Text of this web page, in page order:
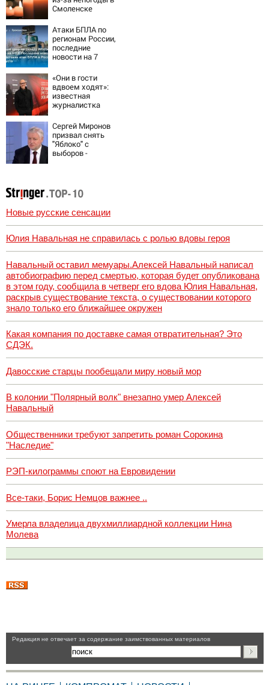
Смоленске
Атаки БПЛА по
регионам России,
последние
новости на 7
последствия,
атаки на склады
Wildberries,
состояние
пострадавших
«Они в гости
вдвоем ходят»:
известная
журналистка
роман
Бондарчука и
Исаковой
Сергей Миронов
призвал снять
"Яблоко" с
выборов -
Новые русские сенсации
Юлия Навальная не справилась с ролью вдовы героя
Навальный оставил мемуары.Алексей Навальный написал
автобиографию перед смертью, которая будет опубликована
в этом году, сообщила в четверг его вдова Юлия Навальная,
раскрыв существование текста, о существовании которого
знало только его ближайшее окружен
Какая компания по доставке самая отвратительная? Это
СДЭК.
Давосские старцы пообещали миру новый мор
В колонии "Полярный волк" внезапно умер Алексей
Навальный
Общественники требуют запретить роман Сорокина
"Наследие"
РЭП-килограммы споют на Евровидении
Все-таки, Борис Немцов важнее ..
Умерла владелица двухмиллиардной коллекции Нина
Молева
Pедакция не отвечает за содержание заимствованных материалов